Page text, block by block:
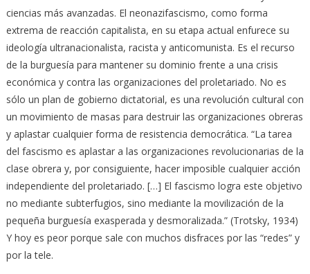
ciencias más avanzadas. El neonazifascismo, como forma
extrema de reacción capitalista, en su etapa actual enfurece su
ideología ultranacionalista, racista y anticomunista. Es el recurso
de la burguesía para mantener su dominio frente a una crisis
económica y contra las organizaciones del proletariado. No es
sólo un plan de gobierno dictatorial, es una revolución cultural con
un movimiento de masas para destruir las organizaciones obreras
y aplastar cualquier forma de resistencia democrática. “La tarea
del fascismo es aplastar a las organizaciones revolucionarias de la
clase obrera y, por consiguiente, hacer imposible cualquier acción
independiente del proletariado. […] El fascismo logra este objetivo
no mediante subterfugios, sino mediante la movilización de la
pequeña burguesía exasperada y desmoralizada.” (Trotsky, 1934)
Y hoy es peor porque sale con muchos disfraces por las “redes” y
por la tele.